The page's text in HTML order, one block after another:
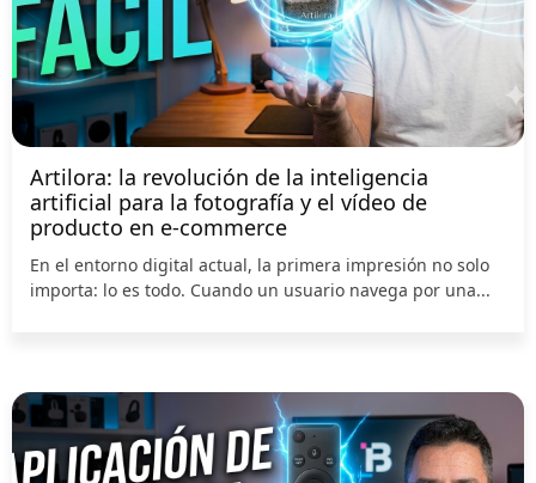
Artilora: la revolución de la inteligencia
artificial para la fotografía y el vídeo de
producto en e-commerce
En el entorno digital actual, la primera impresión no solo
importa: lo es todo. Cuando un usuario navega por una...